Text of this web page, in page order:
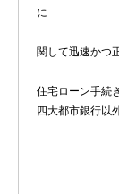
に
関して迅速かつ
住宅ローン手続
四大都市銀行以